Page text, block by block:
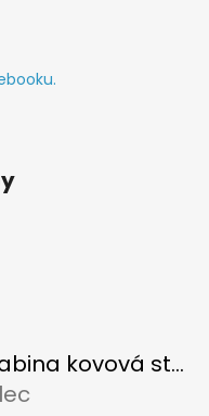
Vypouštěcí karabina kovová stříbrná
z 5 hvězdiček.